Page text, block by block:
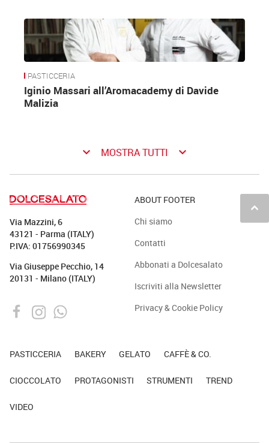
PASTICCERIA
Iginio Massari all’Aromacademy di Davide
Malizia
keyboard_arrow_down MOSTRA TUTTI keyboard_arrow_down
keyboard_arrow_up
Via Mazzini, 6
43121 - Parma (ITALY)
P.IVA: 01756990345
Via Giuseppe Pecchio, 14
20131 - Milano (ITALY)
ABOUT FOOTER
Chi siamo
Contatti
Abbonati a Dolcesalato
Iscriviti alla Newsletter
Privacy & Cookie Policy
PASTICCERIA BAKERY GELATO CAFFÈ & CO.
CIOCCOLATO PROTAGONISTI STRUMENTI TREND
VIDEO